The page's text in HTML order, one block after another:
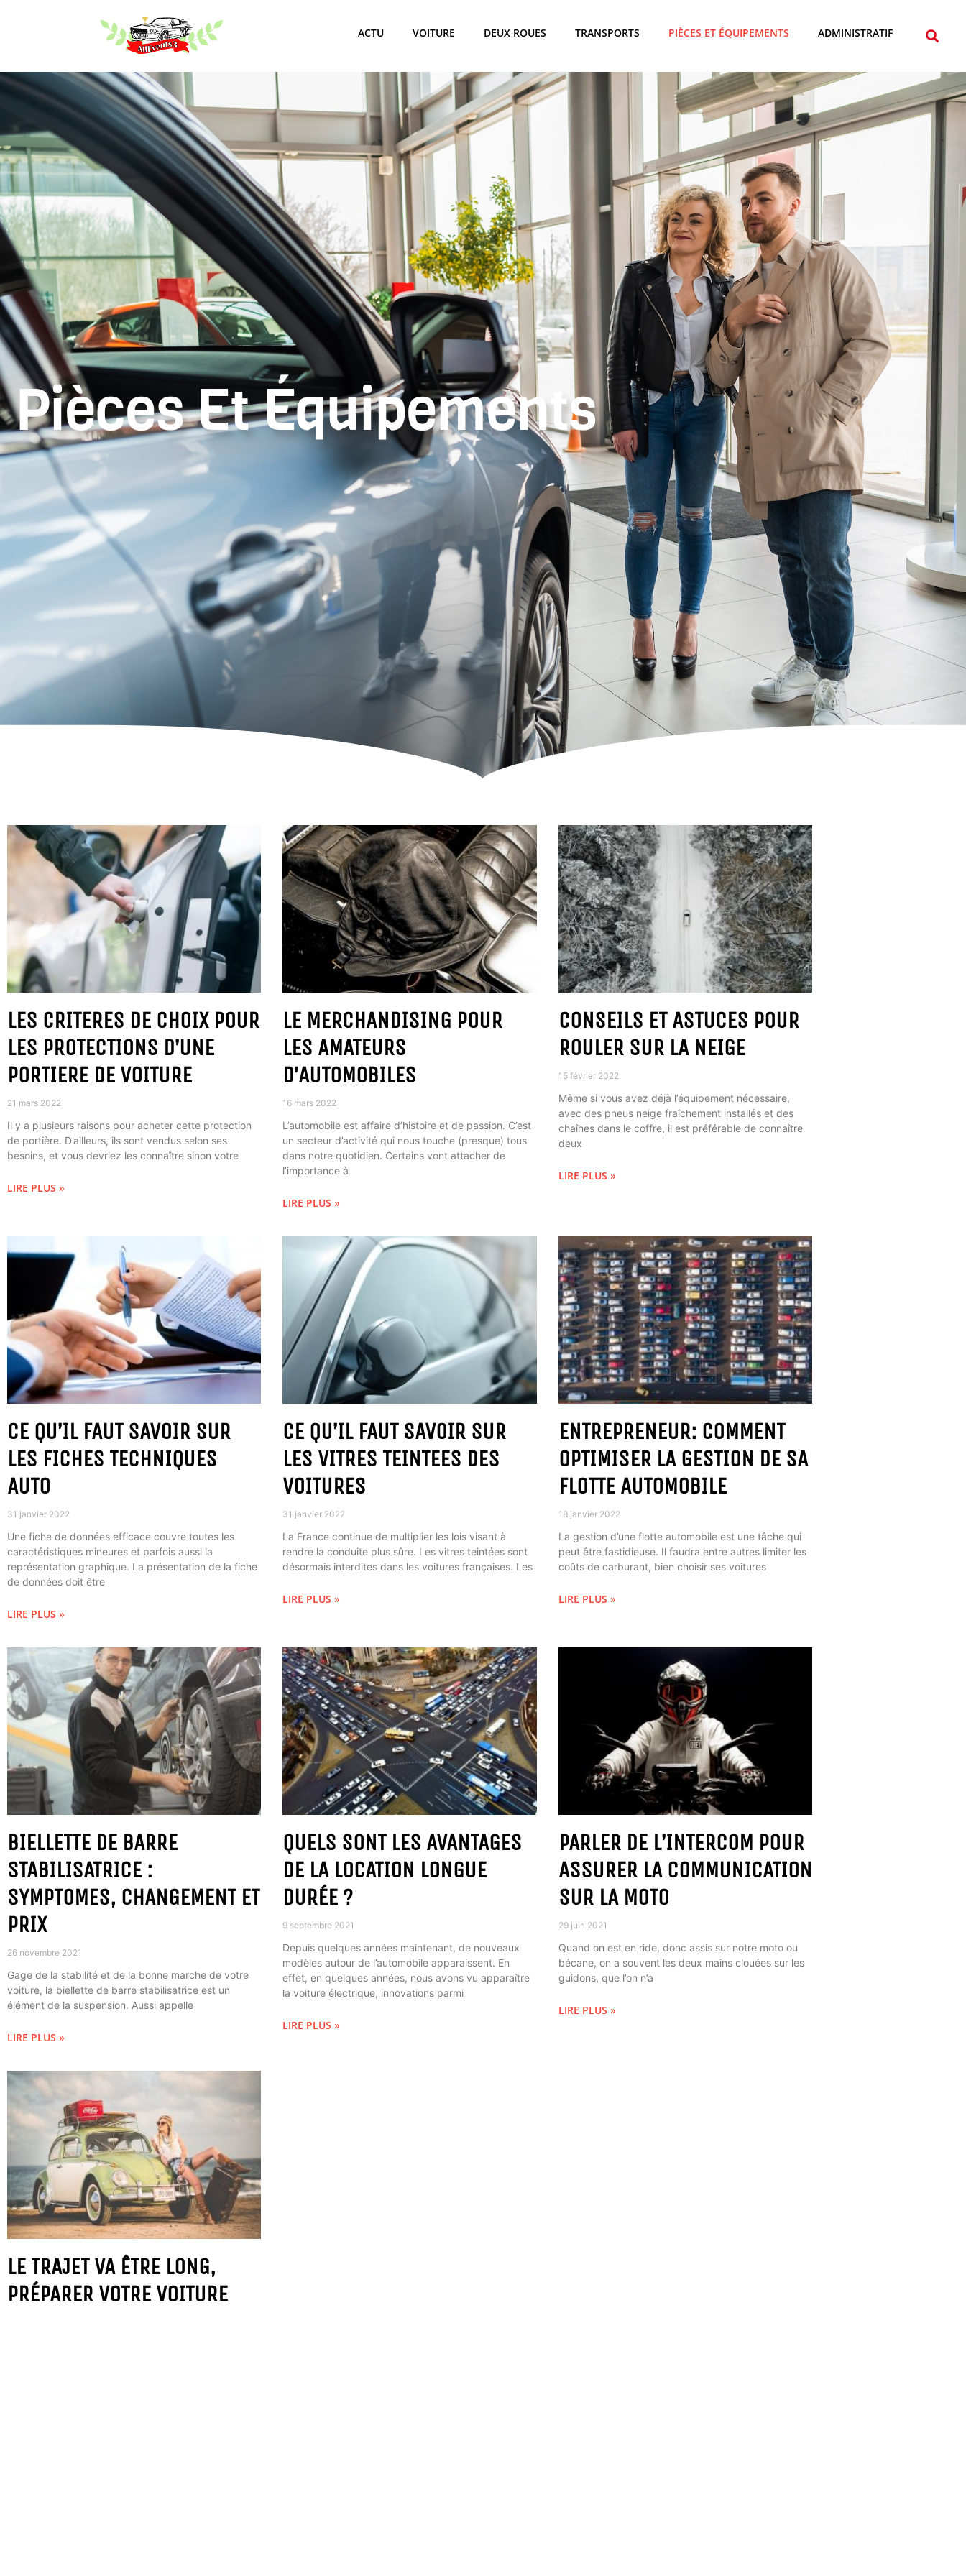
ACTU VOITURE DEUX ROUES TRANSPORTS PIÈCES ET ÉQUIPEMENTS ADMINISTRATIF
Pièces Et Équipements
LES CRITERES DE CHOIX POUR
LES PROTECTIONS D’UNE
PORTIERE DE VOITURE
21 mars 2022
Il y a plusieurs raisons pour acheter cette protection
de portière. D’ailleurs, ils sont vendus selon ses
besoins, et vous devriez les connaître sinon votre
LIRE PLUS »
LE MERCHANDISING POUR
LES AMATEURS
D’AUTOMOBILES
16 mars 2022
L’automobile est affaire d’histoire et de passion. C’est
un secteur d’activité qui nous touche (presque) tous
dans notre quotidien. Certains vont attacher de
l’importance à
LIRE PLUS »
CONSEILS ET ASTUCES POUR
ROULER SUR LA NEIGE
15 février 2022
Même si vous avez déjà l’équipement nécessaire,
avec des pneus neige fraîchement installés et des
chaînes dans le coffre, il est préférable de connaître
deux
LIRE PLUS »
CE QU’IL FAUT SAVOIR SUR
LES FICHES TECHNIQUES
AUTO
31 janvier 2022
Une fiche de données efficace couvre toutes les
caractéristiques mineures et parfois aussi la
représentation graphique. La présentation de la fiche
de données doit être
LIRE PLUS »
CE QU’IL FAUT SAVOIR SUR
LES VITRES TEINTEES DES
VOITURES
31 janvier 2022
La France continue de multiplier les lois visant à
rendre la conduite plus sûre. Les vitres teintées sont
désormais interdites dans les voitures françaises. Les
LIRE PLUS »
ENTREPRENEUR: COMMENT
OPTIMISER LA GESTION DE SA
FLOTTE AUTOMOBILE
18 janvier 2022
La gestion d’une flotte automobile est une tâche qui
peut être fastidieuse. Il faudra entre autres limiter les
coûts de carburant, bien choisir ses voitures
LIRE PLUS »
BIELLETTE DE BARRE
STABILISATRICE :
SYMPTOMES, CHANGEMENT ET
PRIX
26 novembre 2021
Gage de la stabilité et de la bonne marche de votre
voiture, la biellette de barre stabilisatrice est un
élément de la suspension. Aussi appelle
LIRE PLUS »
QUELS SONT LES AVANTAGES
DE LA LOCATION LONGUE
DURÉE ?
9 septembre 2021
Depuis quelques années maintenant, de nouveaux
modèles autour de l’automobile apparaissent. En
effet, en quelques années, nous avons vu apparaître
la voiture électrique, innovations parmi
LIRE PLUS »
PARLER DE L’INTERCOM POUR
ASSURER LA COMMUNICATION
SUR LA MOTO
29 juin 2021
Quand on est en ride, donc assis sur notre moto ou
bécane, on a souvent les deux mains clouées sur les
guidons, que l’on n’a
LIRE PLUS »
LE TRAJET VA ÊTRE LONG,
PRÉPARER VOTRE VOITURE